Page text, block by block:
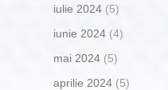
iulie 2024 (5)
iunie 2024 (4)
mai 2024 (5)
aprilie 2024 (5)